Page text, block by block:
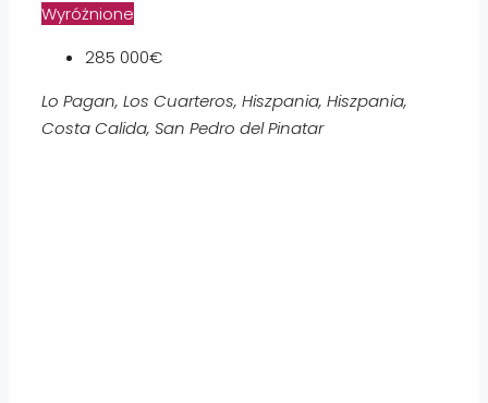
Wyróżnione
285 000€
Lo Pagan, Los Cuarteros, Hiszpania, Hiszpania,
Costa Calida, San Pedro del Pinatar